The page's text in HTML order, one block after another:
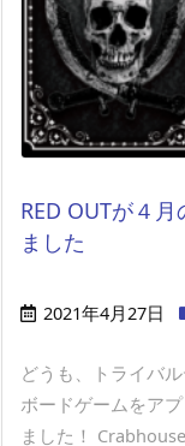
RED OUTが４
ました
2021年4月27日
どうも、トライバ
ボードゲームをア
ました！